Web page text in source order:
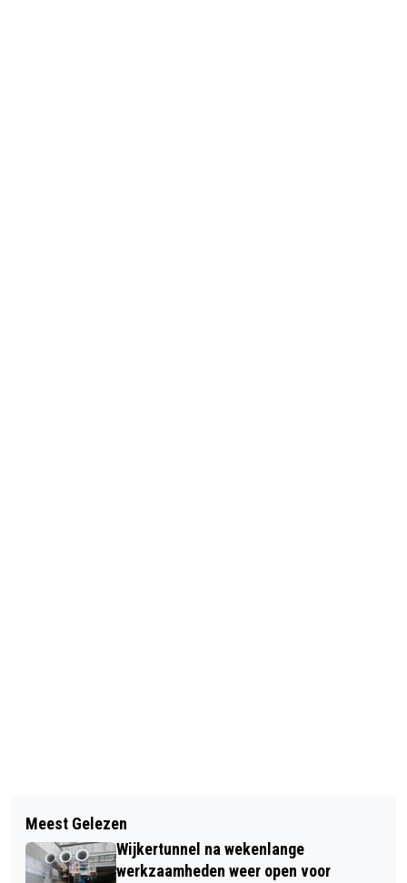
WEEKPROGRAMMA STICHTING
WELZIJN BEVERWIJK
VERMISTE EN GEVONDEN DIEREN
Meest Gelezen
Wijkertunnel na wekenlange
werkzaamheden weer open voor